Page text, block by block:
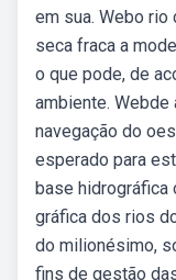
em sua. Webo rio
seca fraca a
o que pode, de
ambiente. Webde
navegação do
esperado para
base hidrográfica
gráfica dos rios
do milionésimo,
fins de gestão